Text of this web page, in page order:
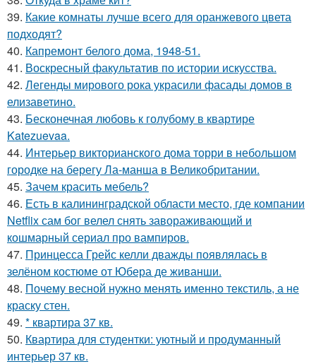
39. Какие комнаты лучше всего для оранжевого цвета
подходят?
40. Капремонт белого дома, 1948-51.
41. Воскресный факультатив по истории искусства.
42. Легенды мирового рока украсили фасады домов в
елизаветино.
43. Бесконечная любовь к голубому в квартире
Katezuevaa.
44. Интерьер викторианского дома торри в небольшом
городке на берегу Ла-манша в Великобритании.
45. Зачем красить мебель?
46. Есть в калининградской области место, где компании
Netflix сам бог велел снять завораживающий и
кошмарный сериал про вампиров.
47. Принцесса Грейс келли дважды появлялась в
зелёном костюме от Юбера де живанши.
48. Почему весной нужно менять именно текстиль, а не
краску стен.
49. * квартира 37 кв.
50. Квартира для студентки: уютный и продуманный
интерьер 37 кв.